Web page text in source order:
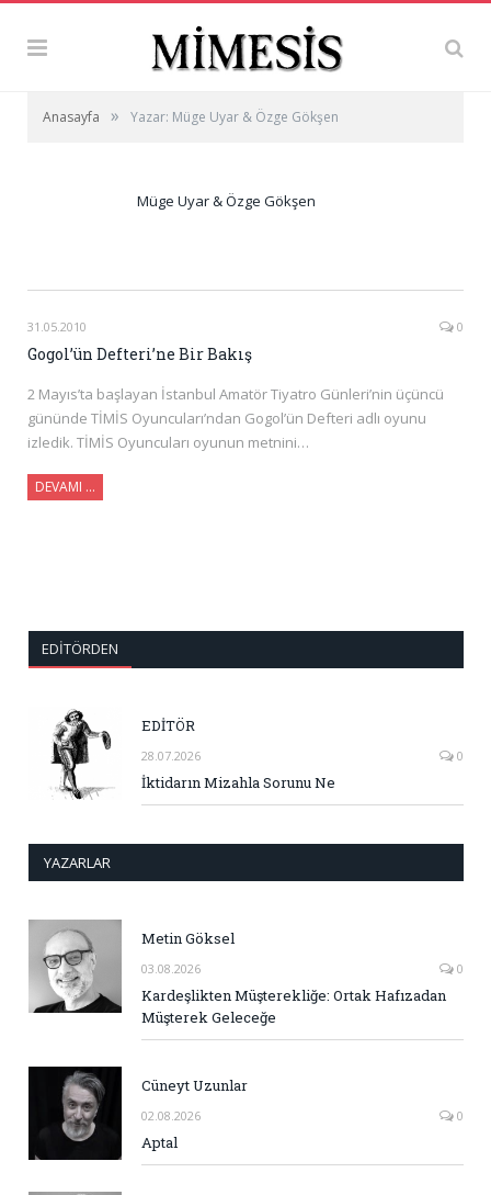
Anasayfa » Yazar: Müge Uyar & Özge Gökşen
Müge Uyar & Özge Gökşen
31.05.2010 0
Gogol’ün Defteri’ne Bir Bakış
2 Mayıs’ta başlayan İstanbul Amatör Tiyatro Günleri’nin üçüncü
gününde TİMİS Oyuncuları’ndan Gogol’ün Defteri adlı oyunu
izledik. TİMİS Oyuncuları oyunun metnini…
DEVAMI …
EDITÖRDEN
EDİTÖR
28.07.2026 0
İktidarın Mizahla Sorunu Ne
YAZARLAR
Metin Göksel
03.08.2026 0
Kardeşlikten Müşterekliğe: Ortak Hafızadan
Müşterek Geleceğe
Cüneyt Uzunlar
02.08.2026 0
Aptal